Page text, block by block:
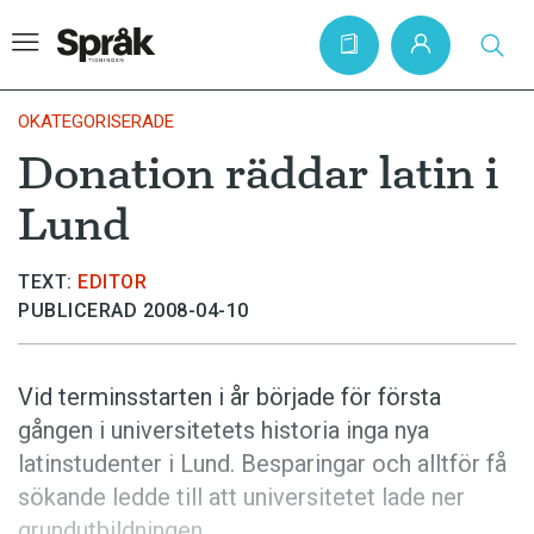
Hem
Artiklar
Krönikor
Språkfrågor
Bokrecensioner
Kviss
Podden
OKATEGORISERADE
Donation räddar latin i
Lund
TEXT: EDITOR
PUBLICERAD 2008-04-10
Vid terminsstarten i år började för första
gången i universitetets historia inga nya
latinstudenter i Lund. Besparingar och alltför få
sökande ledde till att universitetet lade ner